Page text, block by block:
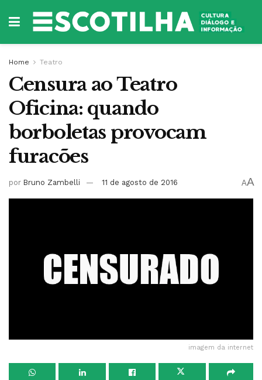
Home Teatro
Censura ao Teatro
Oficina: quando
borboletas provocam
furacões
por Bruno Zambelli 11 de agosto de 2016 AA
imagem da internet